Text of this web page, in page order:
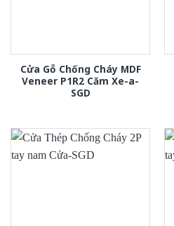
Cửa Gỗ Chống Cháy MDF
Veneer P1R2 Căm Xe-a-
SGD